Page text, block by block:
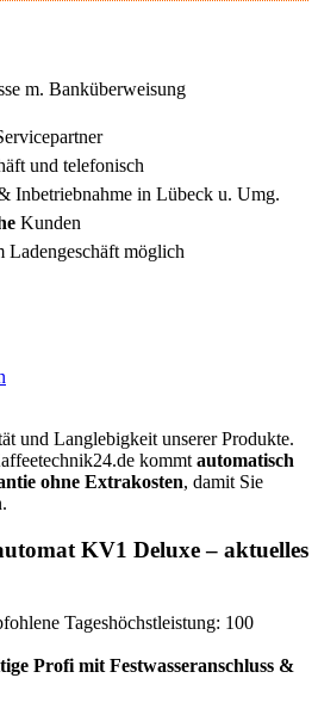
m. Banküberweisung
und telefonisch
Inbetriebnahme in Lübeck u. Umg.
Kunden
möglich
und Langlebigkeit unserer Produkte.
kommtautomatisch
ohne Extrakosten, damit Sie
KV1 Deluxe – aktuelles
Tageshöchstleistung: 100
Profi mit Festwasseranschluss &